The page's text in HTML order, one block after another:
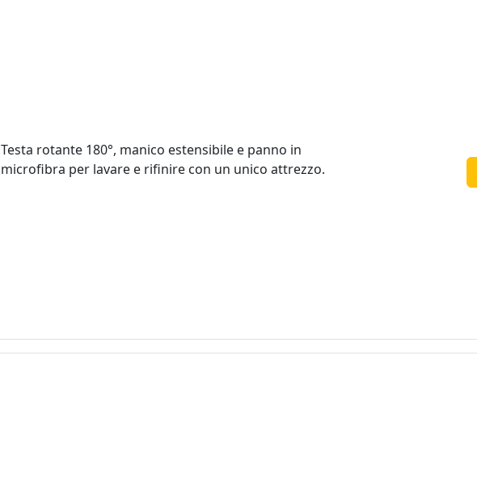
Testa rotante 180°, manico estensibile e panno in
microfibra per lavare e rifinire con un unico attrezzo.